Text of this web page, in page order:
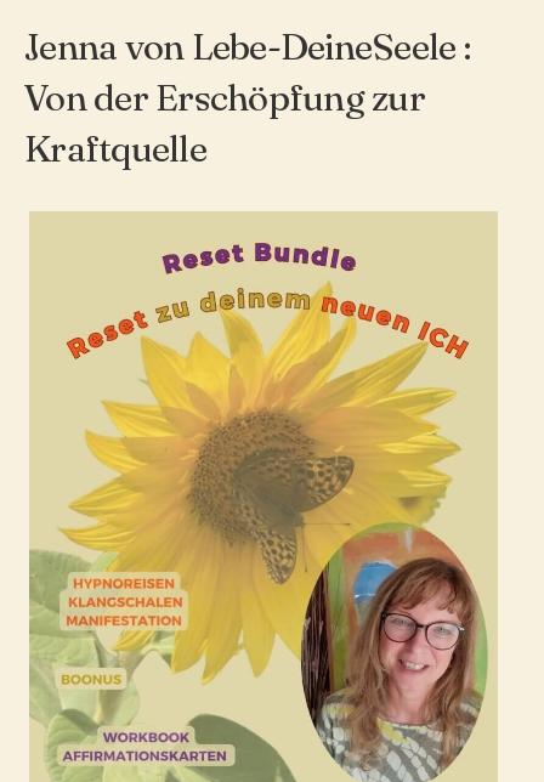
Jenna von Lebe-DeineSeele :
Von der Erschöpfung zur
Kraftquelle